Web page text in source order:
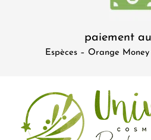
paiement
Espèces – Orange